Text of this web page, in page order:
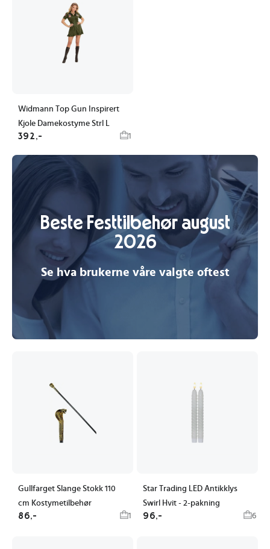
Widmann Top Gun Inspirert
Kjole Damekostyme Strl L
392,- 1
Beste Festtilbehør august
2026
Se hva brukerne våre valgte oftest
Gullfarget Slange Stokk 110
cm Kostymetilbehør
86,- 1
Star Trading LED Antikklys
Swirl Hvit - 2-pakning
96,- 6